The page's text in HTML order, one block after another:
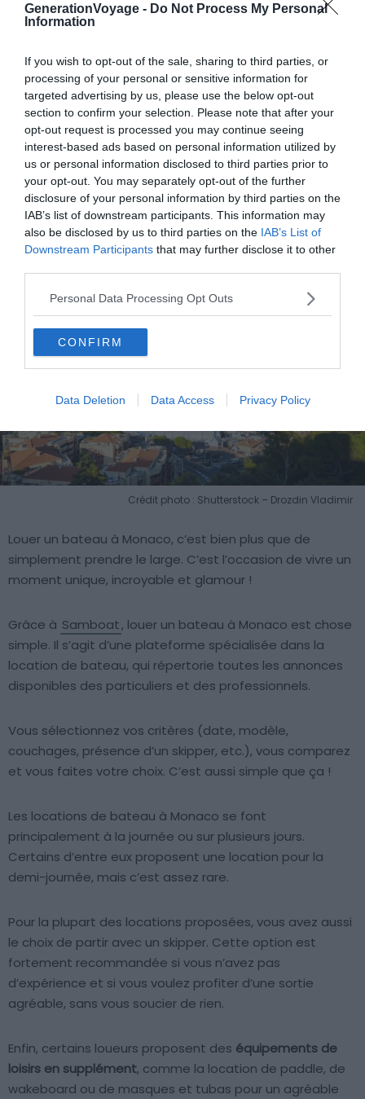
GenerationVoyage - Do Not Process My Personal
Information
If you wish to opt-out of the sale, sharing to third parties, or
processing of your personal or sensitive information for
targeted advertising by us, please use the below opt-out
section to confirm your selection. Please note that after your
opt-out request is processed you may continue seeing
interest-based ads based on personal information utilized by
us or personal information disclosed to third parties prior to
your opt-out. You may separately opt-out of the further
disclosure of your personal information by third parties on the
IAB’s list of downstream participants. This information may
also be disclosed by us to third parties on the IAB’s List of
Downstream Participants that may further disclose it to other
Personal Data Processing Opt Outs
CONFIRM
Data Deletion Data Access Privacy Policy
Les 12 meilleures activités à faire en famille à Monaco
Visiter Monaco : les 9 choses incontournables à faire
Les 12 meilleurs restaurants où manger à Monaco
Location de jet ski à Monaco : comment faire et où ?
Comment louer un bateau à Monaco ?
Crédit photo : Shutterstock – Drozdin Vladimir
Louer un bateau à Monaco, c’est bien plus que de
simplement prendre le large. C’est l’occasion de vivre un
moment unique, incroyable et glamour !
Grâce à Samboat, louer un bateau à Monaco est chose
simple. Il s’agit d’une plateforme spécialisée dans la
location de bateau, qui répertorie toutes les annonces
disponibles des particuliers et des professionnels.
Vous sélectionnez vos critères (date, modèle,
couchages, présence d’un skipper, etc.), vous comparez
et vous faites votre choix. C’est aussi simple que ça !
Les locations de bateau à Monaco se font
principalement à la journée ou sur plusieurs jours.
Certains d’entre eux proposent une location pour la
demi-journée, mais c’est assez rare.
Pour la plupart des locations proposées, vous avez aussi
le choix de partir avec un skipper. Cette option est
fortement recommandée si vous n’avez pas
d’expérience et si vous voulez profiter d’une sortie
agréable, sans vous soucier de rien.
Enfin, certains loueurs proposent des équipements de
loisirs en supplément, comme la location de paddle, de
wakeboard ou de masques et tubas pour un agréable